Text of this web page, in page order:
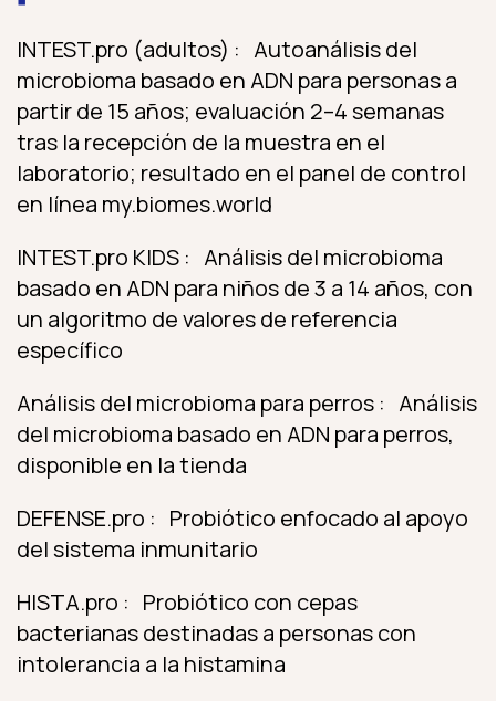
INTEST.pro (adultos) : Autoanálisis del
microbioma basado en ADN para personas a
partir de 15 años; evaluación 2–4 semanas
tras la recepción de la muestra en el
laboratorio; resultado en el panel de control
en línea my.biomes.world
INTEST.pro KIDS : Análisis del microbioma
basado en ADN para niños de 3 a 14 años, con
un algoritmo de valores de referencia
específico
Análisis del microbioma para perros : Análisis
del microbioma basado en ADN para perros,
disponible en la tienda
DEFENSE.pro : Probiótico enfocado al apoyo
del sistema inmunitario
HISTA.pro : Probiótico con cepas
bacterianas destinadas a personas con
intolerancia a la histamina